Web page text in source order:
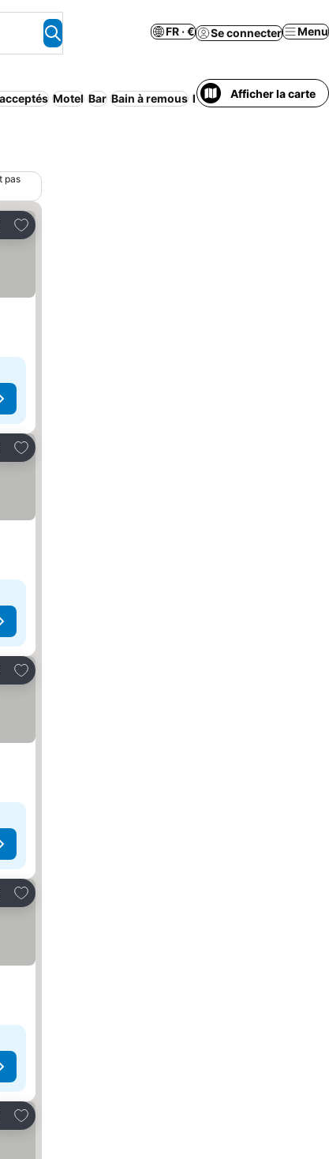
FR · € Se connecter Menu
Motel Bar Bain à remous Piscine Chambres
Afficher la carte
pas
Ajouter à mes favoris
Ajouter à mes favoris
Ajouter à mes favoris
Ajouter à mes favoris
Ajouter à mes favoris